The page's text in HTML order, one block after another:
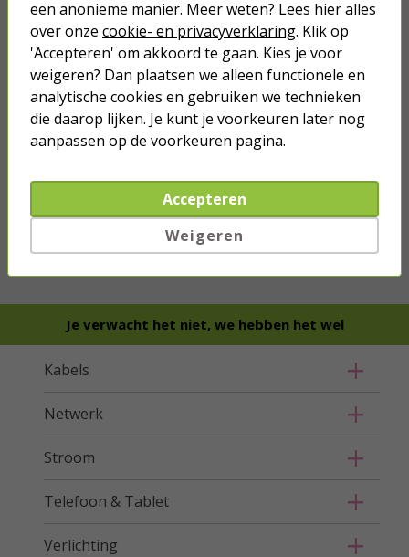
we hebben hetwel
Bestel mee
Je verwacht het niet, we hebben het wel
Kabels
Netwerk
Stroom
Telefoon & Tablet
Verlichting
een anonieme manier. Meer weten? Lees hier alles
over onze cookie- en privacyverklaring. Klik op
'Accepteren' om akkoord te gaan. Kies je voor
weigeren? Dan plaatsen we alleen functionele en
analytische cookies en gebruiken we technieken
die daarop lijken. Je kunt je voorkeuren later nog
aanpassen op de voorkeuren pagina.
Accepteren
Weigeren